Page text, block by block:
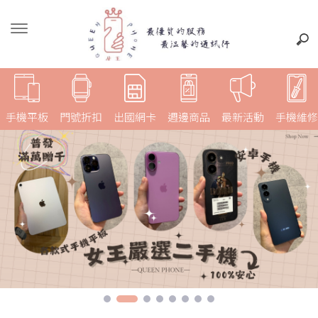
手機平板 門號折扣 週邊商品 最新活動 手機維修
出國網卡